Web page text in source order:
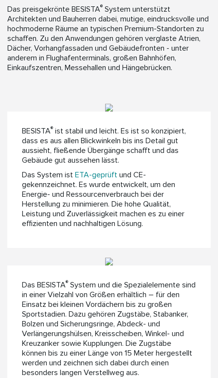
Das preisgekrönte BESISTA® System unterstützt
Architekten und Bauherren dabei, mutige, eindrucksvolle und
hochmoderne Räume an typischen Premium-Standorten zu
schaffen. Zu den Anwendungen gehören verglaste Atrien,
Dächer, Vorhangfassaden und Gebäudefronten - unter
anderem in Flughafenterminals, großen Bahnhöfen,
Einkaufszentren, Messehallen und Hängebrücken.
BESISTA® ist stabil und leicht. Es ist so konzipiert,
dass es aus allen Blickwinkeln bis ins Detail gut
aussieht, fließende Übergänge schafft und das
Gebäude gut aussehen lässt.
Das System ist ETA-geprüft und CE-
gekennzeichnet. Es wurde entwickelt, um den
Energie- und Ressourcenverbrauch bei der
Herstellung zu minimieren. Die hohe Qualität,
Leistung und Zuverlässigkeit machen es zu einer
effizienten und nachhaltigen Lösung.
Das BESISTA® System und die Spezialelemente sind
in einer Vielzahl von Größen erhältlich – für den
Einsatz bei kleinen Vordächern bis zu großen
Sportstadien. Dazu gehören Zugstäbe, Stabanker,
Bolzen und Sicherungsringe, Abdeck- und
Verlängerungshülsen, Kreisscheiben, Winkel- und
Kreuzanker sowie Kupplungen. Die Zugstäbe
können bis zu einer Länge von 15 Meter hergestellt
werden und zeichnen sich dabei durch einen
besonders langen Verstellweg aus.